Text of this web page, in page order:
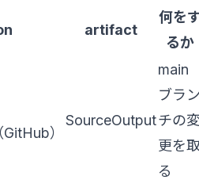
artifact
何を
るか
）
SourceOutput
main
ブラ
チの
更を
る